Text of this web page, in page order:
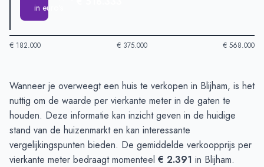
in euro's
€ 182.000 € 375.000 € 568.000
Huizenprijzen in Blijham-Afgelopen 3 maanden
Type
Bedrag
Vraagprijs in euro's
€ 452.375
Verkoopprijs in euro's
€ 518.333
Wanneer je overweegt een huis te verkopen in Blijham, is het
nuttig om de waarde per vierkante meter in de gaten te
houden. Deze informatie kan inzicht geven in de huidige
stand van de huizenmarkt en kan interessante
vergelijkingspunten bieden. De gemiddelde verkoopprijs per
vierkante meter bedraagt momenteel € 2.391 in Blijham.